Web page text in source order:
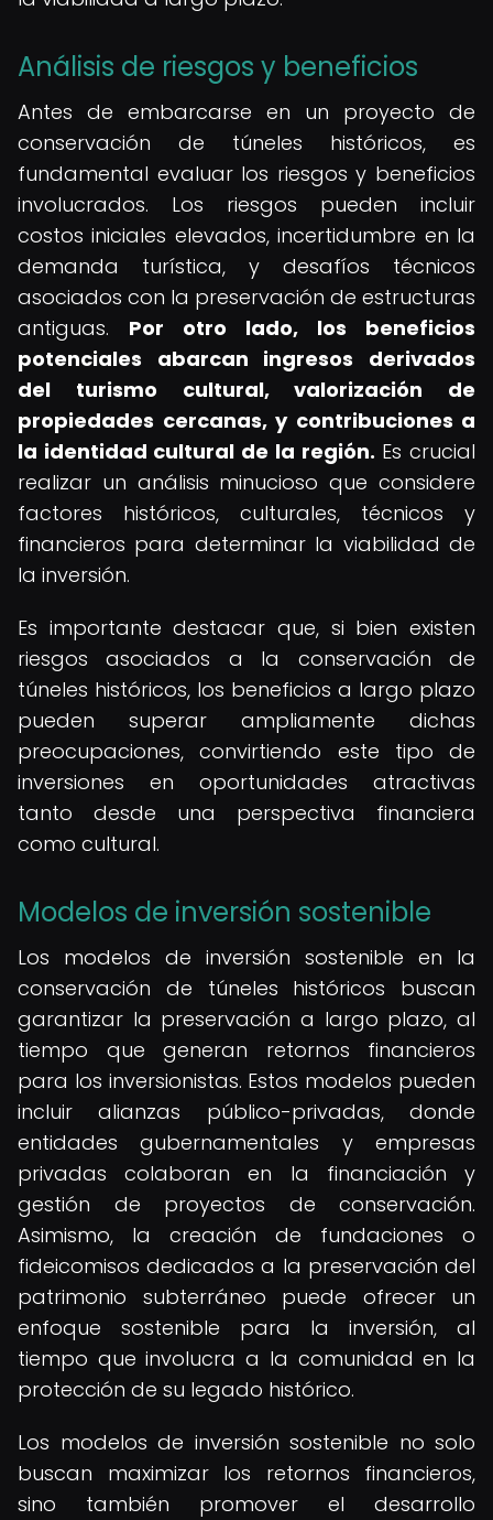
Análisis de riesgos y beneficios
Antes de embarcarse en un proyecto de
conservación de túneles históricos, es
fundamental evaluar los riesgos y beneficios
involucrados. Los riesgos pueden incluir
costos iniciales elevados, incertidumbre en la
demanda turística, y desafíos técnicos
asociados con la preservación de estructuras
antiguas. Por otro lado, los beneficios
potenciales abarcan ingresos derivados
del turismo cultural, valorización de
propiedades cercanas, y contribuciones a
la identidad cultural de la región. Es crucial
realizar un análisis minucioso que considere
factores históricos, culturales, técnicos y
financieros para determinar la viabilidad de
la inversión.
Es importante destacar que, si bien existen
riesgos asociados a la conservación de
túneles históricos, los beneficios a largo plazo
pueden superar ampliamente dichas
preocupaciones, convirtiendo este tipo de
inversiones en oportunidades atractivas
tanto desde una perspectiva financiera
como cultural.
Modelos de inversión sostenible
Los modelos de inversión sostenible en la
conservación de túneles históricos buscan
garantizar la preservación a largo plazo, al
tiempo que generan retornos financieros
para los inversionistas. Estos modelos pueden
incluir alianzas público-privadas, donde
entidades gubernamentales y empresas
privadas colaboran en la financiación y
gestión de proyectos de conservación.
Asimismo, la creación de fundaciones o
fideicomisos dedicados a la preservación del
patrimonio subterráneo puede ofrecer un
enfoque sostenible para la inversión, al
tiempo que involucra a la comunidad en la
protección de su legado histórico.
Los modelos de inversión sostenible no solo
buscan maximizar los retornos financieros,
sino también promover el desarrollo